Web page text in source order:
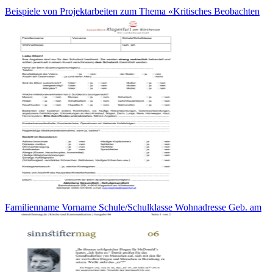
Beispiele von Projektarbeiten zum Thema «Kritisches Beobachten
Familienname Vorname Schule/Schulklasse Wohnadresse Geb. am